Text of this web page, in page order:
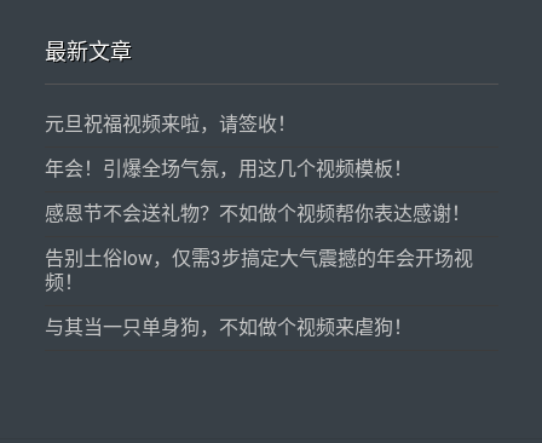
最新文章
元旦祝福视频来啦，请签收！
年会！引爆全场气氛，用这几个视频模板！
感恩节不会送礼物？不如做个视频帮你表达感谢！
告别土俗low，仅需3步搞定大气震撼的年会开场视
频！
与其当一只单身狗，不如做个视频来虐狗！